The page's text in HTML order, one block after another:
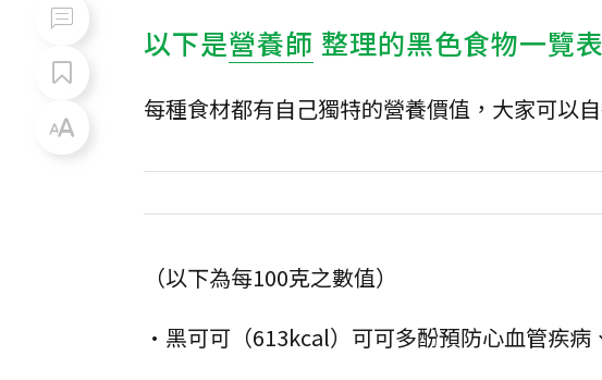
以下是營養師 整理的黑色食物一覽表
每種食材都有自己獨特的營養價值，大家可以自
（以下為每100克之數值）
•黑可可（613kcal）可可多酚預防心血管疾病